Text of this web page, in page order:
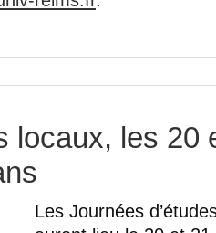
locaux, les 20
Les Journées